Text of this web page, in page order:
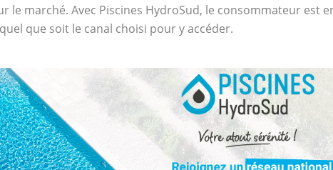
le marché. Avec Piscines HydroSud, le consommateur est
que soit le canal choisi pour y accéder.